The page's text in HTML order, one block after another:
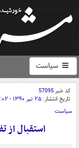
سیاست
کد خبر57095
تاریخ انتشار: ۲۵ تیر ۱۳۹۰ - ۱۵:۰۲
سیاست
استقبال